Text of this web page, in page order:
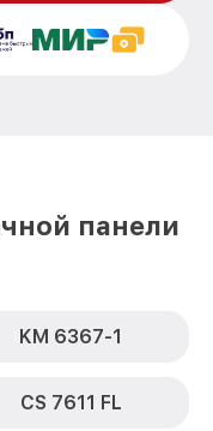
от 1600₽
панели
KM 6367-1
CS 7611 FL